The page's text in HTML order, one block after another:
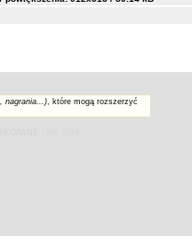
nagrania...), które mogą rozszerzyć